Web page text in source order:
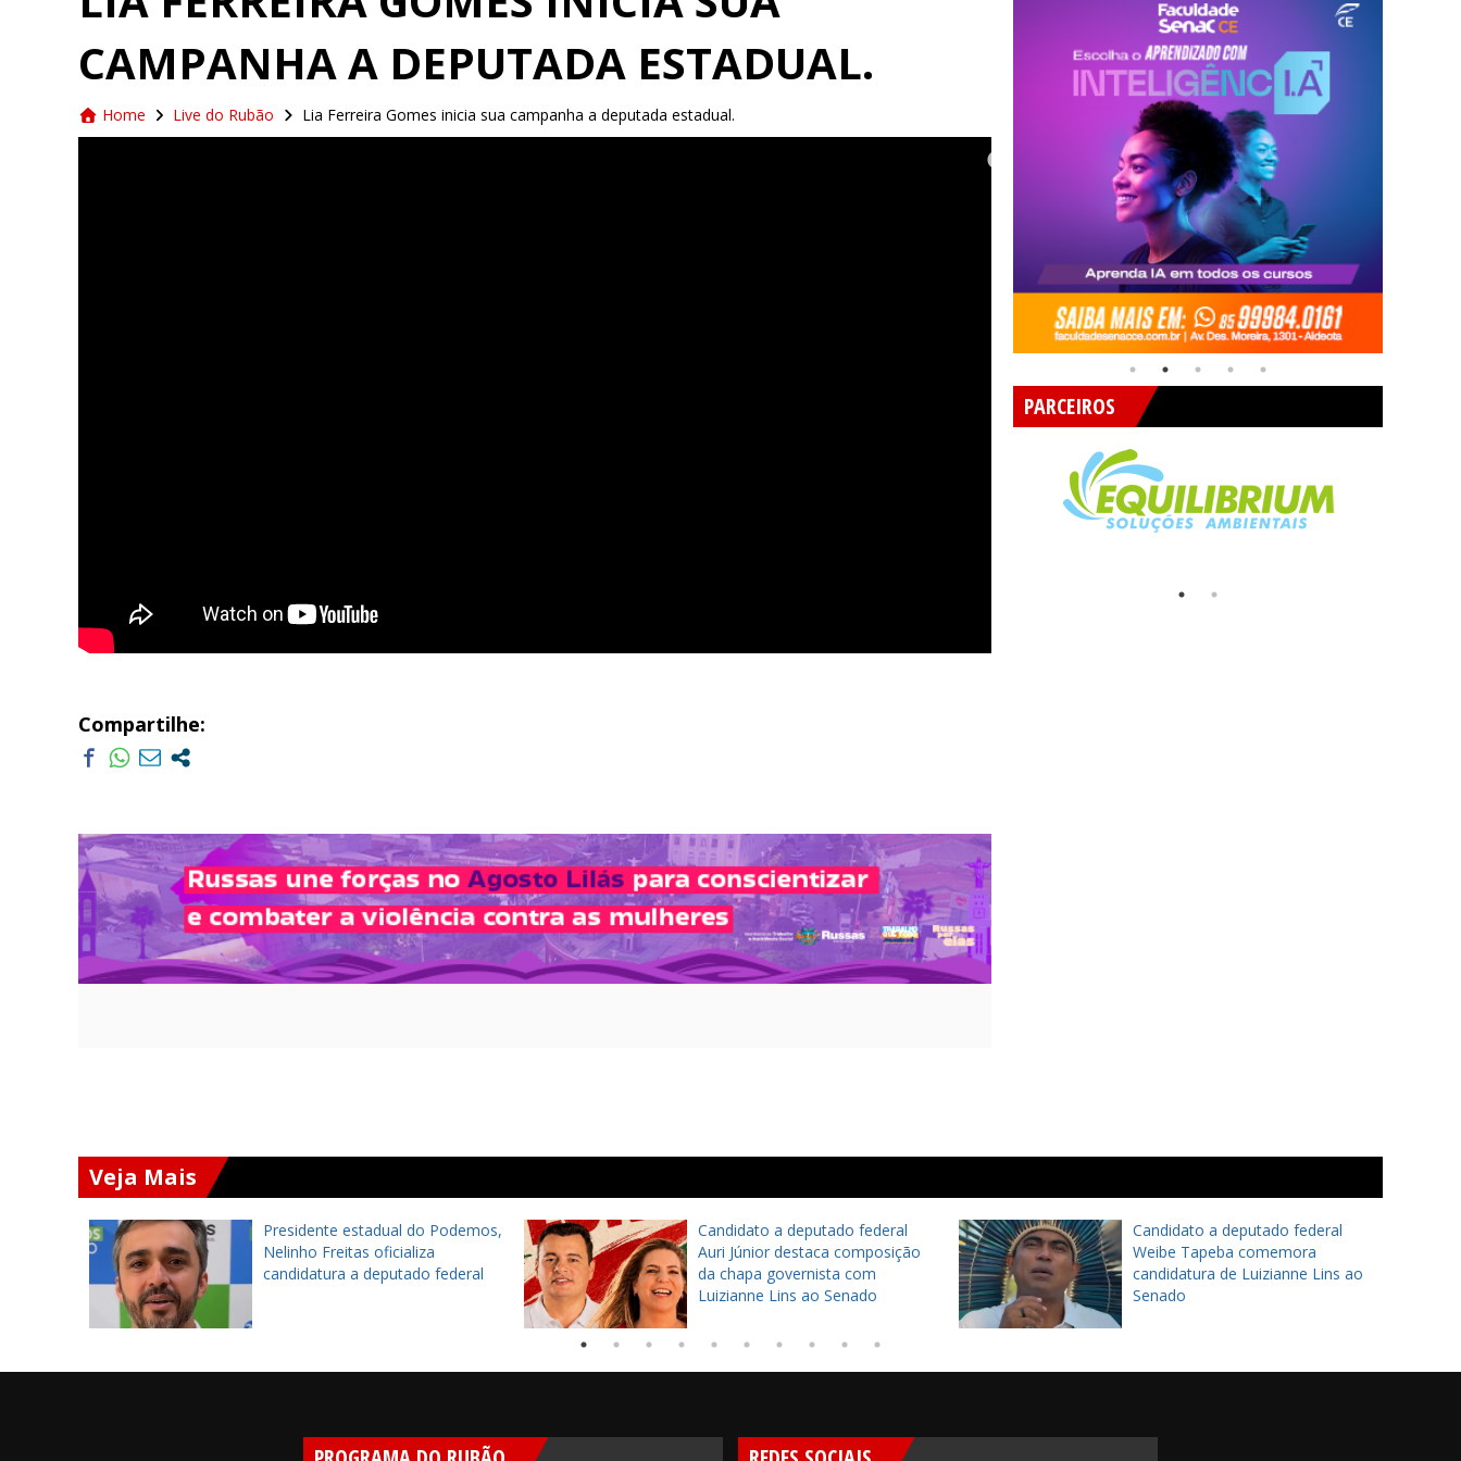
CAMPANHA A DEPUTADA ESTADUAL.
Home Live do Rubão Lia Ferreira Gomes inicia sua campanha a deputada estadual.
Compartilhe:
PARCEIROS
Veja Mais
Presidente estadual do Podemos,
Nelinho Freitas oficializa
candidatura a deputado federal
Candidato a deputado federal
Auri Júnior destaca composição
da chapa governista com
Luizianne Lins ao Senado
Candidato a deputado federal
Weibe Tapeba comemora
candidatura de Luizianne Lins ao
Senado